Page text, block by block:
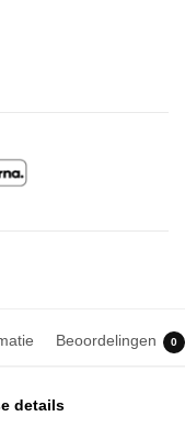
Beoordelingen 0
details